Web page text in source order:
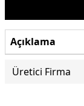
Açıklama
Üretici Firma